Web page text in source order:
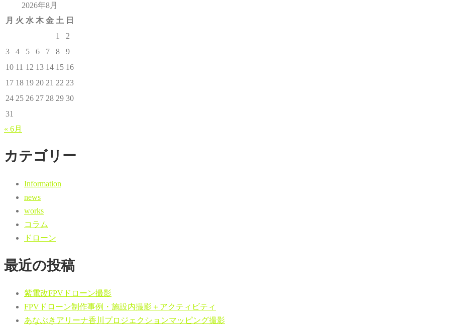
2026年8月
月 火 水 木 金 土 日
1
2
3
4 5 6 7 8
9
10 11 12 13 14 15 16
17 18 19 20 21 22 23
24 25 26 27 28 29 30
31
« 6月
カテゴリー
Information
news
works
コラム
ドローン
最近の投稿
紫電改FPVドローン撮影
FPVドローン制作事例・施設内撮影＋アクティビティ
あなぶきアリーナ香川プロジェクションマッピング撮影